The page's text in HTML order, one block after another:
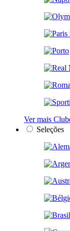
Ver mais
Seleções